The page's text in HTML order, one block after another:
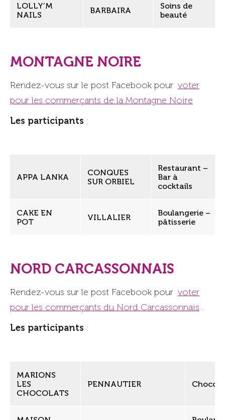
LOLLY’M
NAILS
BARBAIRA
Soins de
beauté
MONTAGNE NOIRE
Rendez-vous sur le post Facebook pour voter
pour les commerçants de la Montagne Noire
Les participants :
APPA LANKA
CONQUES
SUR ORBIEL
Restaurant –
Bar à
cocktails
CAKE EN
POT
VILLALIER
Boulangerie –
pâtisserie
NORD CARCASSONNAIS
Rendez-vous sur le post Facebook pour voter
pour les commerçants du Nord Carcassonnais .
Les participants :
MARIONS
LES
CHOCOLATS
PENNAUTIER